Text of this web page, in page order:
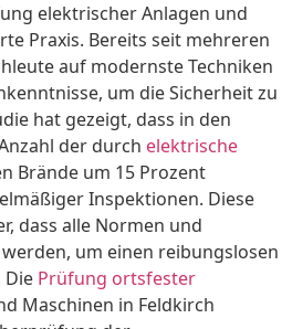
elektrischer Anlagen und
Praxis. Bereits seit mehreren
auf modernste Techniken
um die Sicherheit zu
hat gezeigt, dass in den
der durch elektrische
Brände um 15 Prozent
Inspektionen. Diese
dass alle Normen und
um einen reibungslosen
Die Prüfung ortsfester
Maschinen in Feldkirch